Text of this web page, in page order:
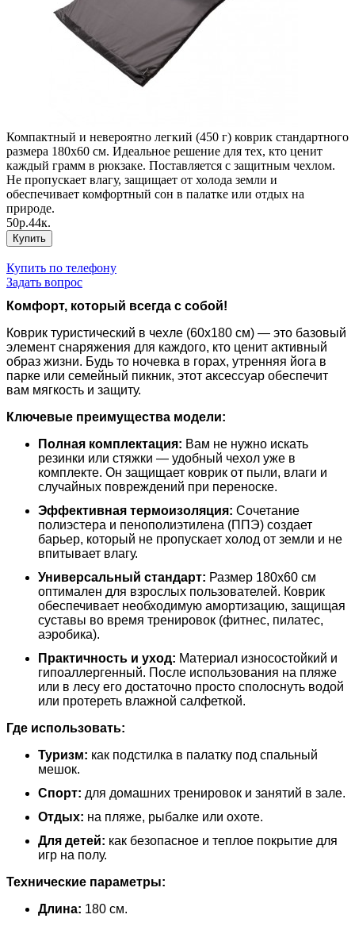
Компактный и невероятно легкий (450 г) коврик стандартного
размера 180х60 см. Идеальное решение для тех, кто ценит
каждый грамм в рюкзаке. Поставляется с защитным чехлом.
Не пропускает влагу, защищает от холода земли и
обеспечивает комфортный сон в палатке или отдых на
природе.
50р.44к.
Купить
Купить по телефону
Задать вопрос
Комфорт, который всегда с собой!
Коврик туристический в чехле (60х180 см) — это базовый
элемент снаряжения для каждого, кто ценит активный
образ жизни. Будь то ночевка в горах, утренняя йога в
парке или семейный пикник, этот аксессуар обеспечит
вам мягкость и защиту.
Ключевые преимущества модели:
Полная комплектация: Вам не нужно искать
резинки или стяжки — удобный чехол уже в
комплекте. Он защищает коврик от пыли, влаги и
случайных повреждений при переноске.
Эффективная термоизоляция: Сочетание
полиэстера и пенополиэтилена (ППЭ) создает
барьер, который не пропускает холод от земли и не
впитывает влагу.
Универсальный стандарт: Размер 180х60 см
оптимален для взрослых пользователей. Коврик
обеспечивает необходимую амортизацию, защищая
суставы во время тренировок (фитнес, пилатес,
аэробика).
Практичность и уход: Материал износостойкий и
гипоаллергенный. После использования на пляже
или в лесу его достаточно просто сполоснуть водой
или протереть влажной салфеткой.
Где использовать:
Туризм: как подстилка в палатку под спальный
мешок.
Спорт: для домашних тренировок и занятий в зале.
Отдых: на пляже, рыбалке или охоте.
Для детей: как безопасное и теплое покрытие для
игр на полу.
Технические параметры:
Длина: 180 см.